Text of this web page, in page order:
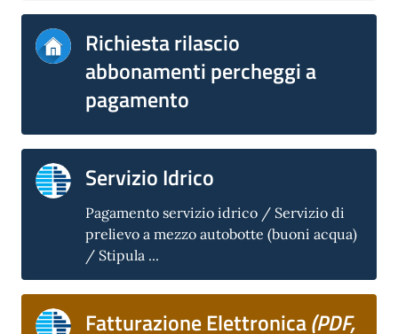
Richiesta rilascio
abbonamenti percheggi a
pagamento
Servizio Idrico
Pagamento servizio idrico / Servizio di
prelievo a mezzo autobotte (buoni acqua)
/ Stipula ...
Fatturazione Elettronica(PDF,